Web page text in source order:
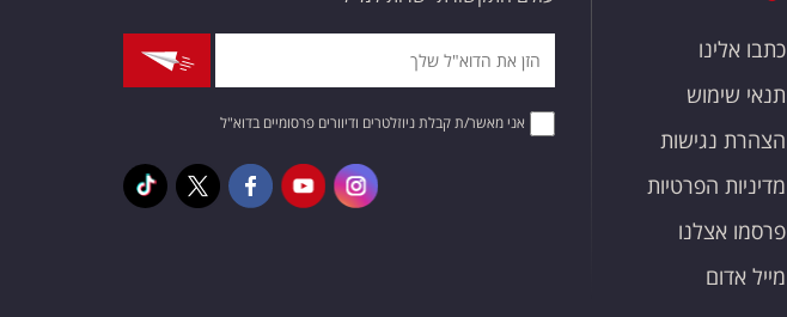
כתבו אלינו
תנאי שימוש
הצהרת נגישות
מדיניות הפרטיות
פרסמו אצלנו
מייל אדום
אני מאשר/ת קבלת ניוזלטרים ודיוורים פרסומיים בדוא"ל